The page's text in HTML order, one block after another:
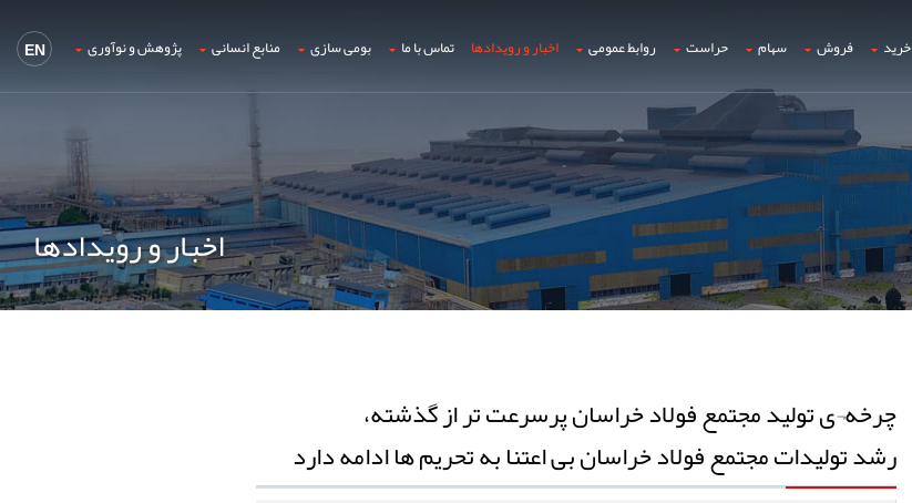
EN خرید فروش سهام حراست روابط عمومی اخبار و رویدادها تماس با ما بومی سازی منابع انسانی پژوهش و نوآوری
اخبار و رویدادها
چرخه¬ی تولید مجتمع فولاد خراسان پرسرعت تر از گذشته،
رشد تولیدات مجتمع فولاد خراسان بی اعتنا به تحریم ها ادامه دارد